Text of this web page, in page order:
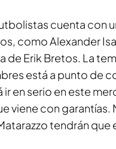
cuenta con
como Alexander
de Erik Bretos. La
está a punto de
en serio en este
viene con garantías.
tendrán que